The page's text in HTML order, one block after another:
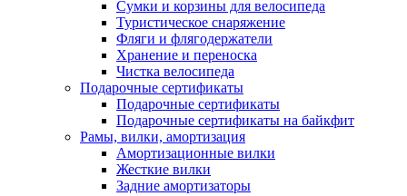
Сумки и корзины для велосипеда
Туристическое снаряжение
Фляги и флягодержатели
Хранение и переноска
Чистка велосипеда
Подарочные сертификаты
Подарочные сертификаты
Подарочные сертификаты на байкфит
Рамы, вилки, амортизация
Амортизационные вилки
Жесткие вилки
Задние амортизаторы